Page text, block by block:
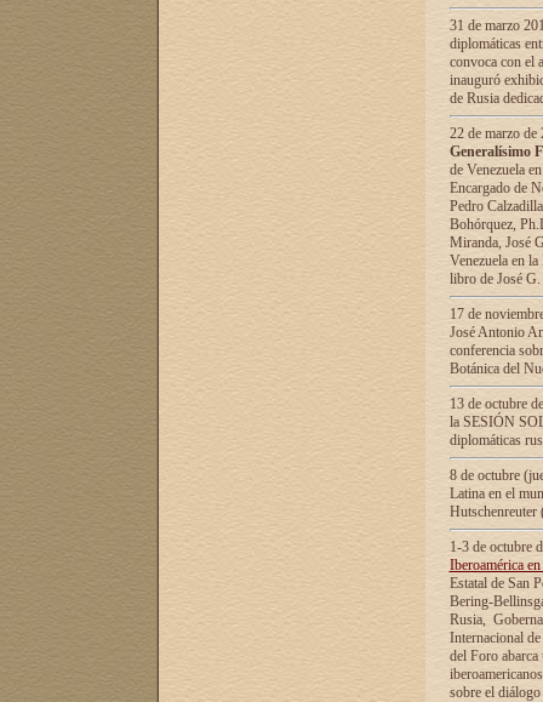
31 de marzo
diplomáticas
convoca con el
inauguró
de Rusia
22 de marzo
Generalísimo
de Venezuela
Encargado de
Pedro
Bohórquez,
Miranda, José
Venezuela en
libro de José
17 de
José Antonio
conferencia
Botánica del
13 de octubre
la SESIÓN
diplomáticas
8 de octubre
Latina en el
1-3 de octubre
Iberoamérica
Estatal de San
Bering-
Rusia,
Internacional
del Foro
sobre el